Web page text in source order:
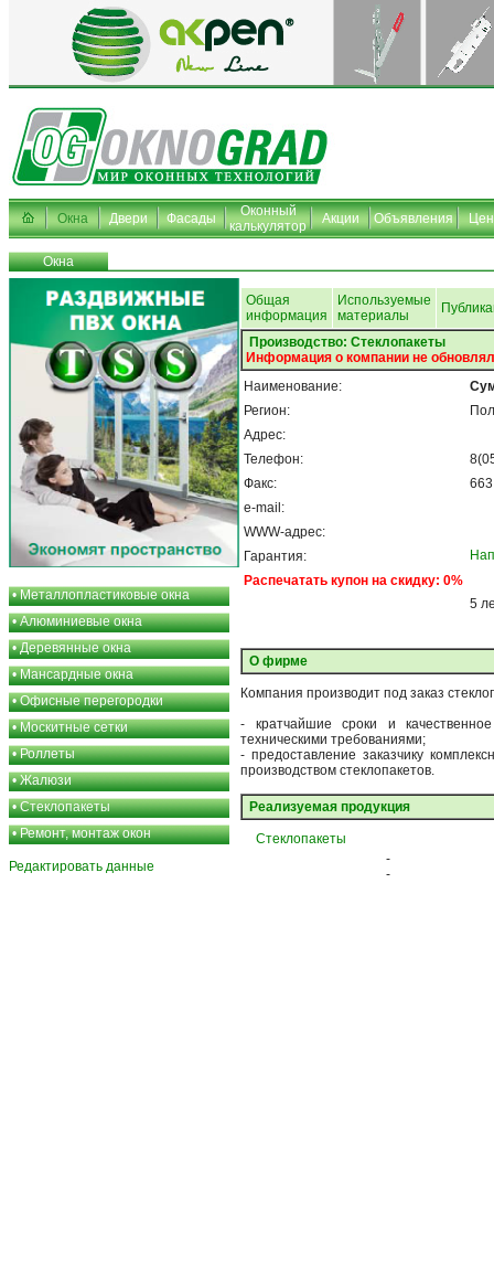
Окна Двери Фасады
Оконный
калькулятор
Акции Объявления
Окна
•Металлопластиковые окна
•Алюминиевые окна
•Деревянные окна
•Мансардные окна
•Офисные перегородки
•Москитные сетки
•Роллеты
•Жалюзи
•Стеклопакеты
•Ремонт, монтаж окон
Общая
информация
Используемые
материалы
Производство: Стеклопакеты
Информация о компании не
Наименование:
Регион:
Адрес:
Телефон:
Факс:
e-mail:
WWW-адрес:
Гарантия:
Распечатать купон на скидку: 0%
5
О фирме
Компания производит под заказ
- кратчайшие сроки и
техническими требованиями;
- предоставление заказчику
производством стеклопакетов.
Реализуемая продукция
Стеклопакеты
Редактировать данные
-
-